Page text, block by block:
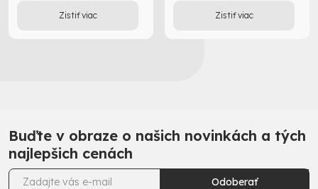
Zistiť viac Zistiť viac
Buďte v obraze o našich novinkách a tých
najlepšich cenách
Odoberať